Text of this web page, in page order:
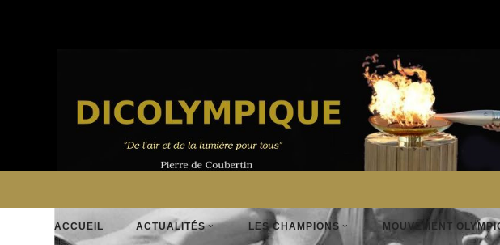
ACCUEIL ACTUALITÉS LES CHAMPIONS MOUVEMENT